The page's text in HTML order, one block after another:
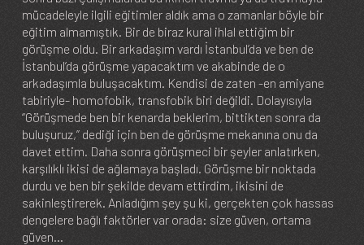
mücadeleyle ilgili eğitimler aldık ama o zamanlar böyle bir
eğitim almamıştık. Bir de biraz kural ihlal ettiğim bir
görüşme oldu. Bir arkadaşım vardı İstanbul’da ve ben de
İstanbul’da görüşme yapacaktım ve akabinde de o
arkadaşımla buluşacaktım. Kendisi de zaten -en amiyane
tabiriyle- homofobik, transfobik biri değildi. Dolayısıyla
“Görüşmede ben bir kenarda beklerim, bittikten sonra da
buluşuruz,” dediği için ben de görüşme mekanına onu da
davet ettim. Daha sonra görüşmeci bir şeyler anlatırken,
karşılıklı ikisi de ağlamaya başladı. Görüşme bir noktada
durdu ve ben bir şekilde devam ettirdim, ikisini de
sakinleştirerek. Anladığım şey şu ki, gerçekten çok hassas
dengelere bağlı faktörler var orada: size güven, ortama
güven…